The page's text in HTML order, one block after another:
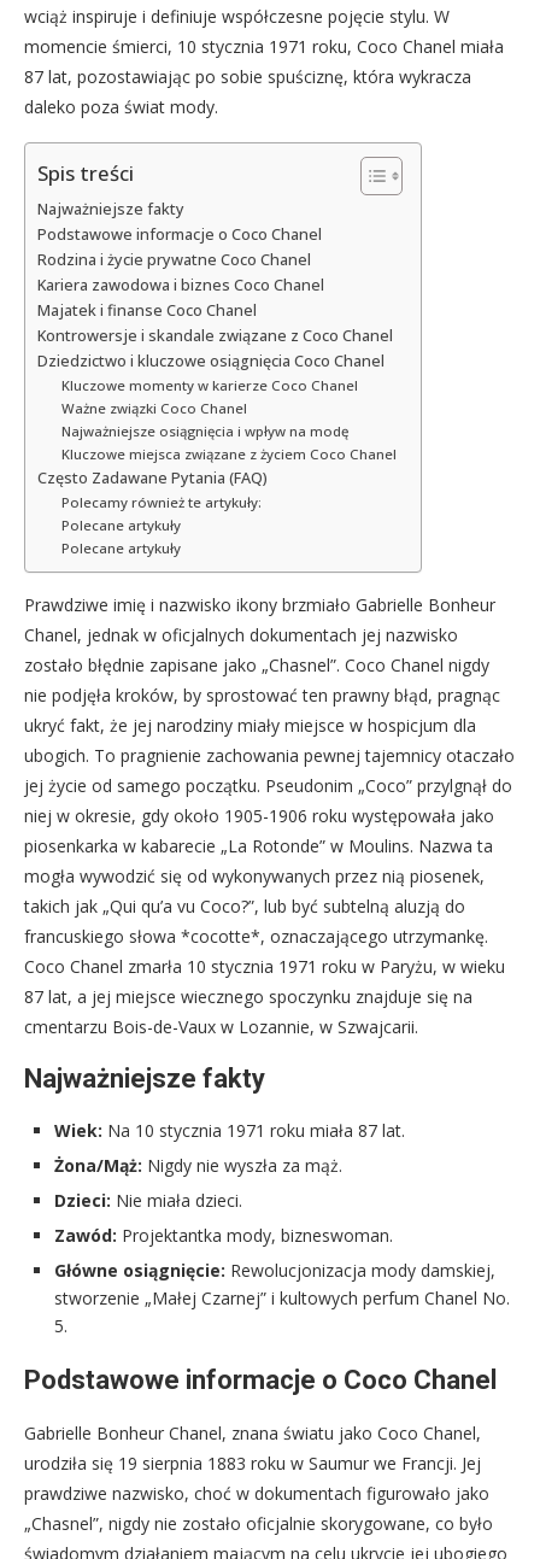
wciąż inspiruje i definiuje współczesne pojęcie stylu. W
momencie śmierci, 10 stycznia 1971 roku, Coco Chanel miała
87 lat, pozostawiając po sobie spuściznę, która wykracza
daleko poza świat mody.
Spis treści
Najważniejsze fakty
Podstawowe informacje o Coco Chanel
Rodzina i życie prywatne Coco Chanel
Kariera zawodowa i biznes Coco Chanel
Majatek i finanse Coco Chanel
Kontrowersje i skandale związane z Coco Chanel
Dziedzictwo i kluczowe osiągnięcia Coco Chanel
Kluczowe momenty w karierze Coco Chanel
Ważne związki Coco Chanel
Najważniejsze osiągnięcia i wpływ na modę
Kluczowe miejsca związane z życiem Coco Chanel
Często Zadawane Pytania (FAQ)
Polecamy również te artykuły:
Polecane artykuły
Polecane artykuły
Prawdziwe imię i nazwisko ikony brzmiało Gabrielle Bonheur
Chanel, jednak w oficjalnych dokumentach jej nazwisko
zostało błędnie zapisane jako „Chasnel”. Coco Chanel nigdy
nie podjęła kroków, by sprostować ten prawny błąd, pragnąc
ukryć fakt, że jej narodziny miały miejsce w hospicjum dla
ubogich. To pragnienie zachowania pewnej tajemnicy otaczało
jej życie od samego początku. Pseudonim „Coco” przylgnął do
niej w okresie, gdy około 1905-1906 roku występowała jako
piosenkarka w kabarecie „La Rotonde” w Moulins. Nazwa ta
mogła wywodzić się od wykonywanych przez nią piosenek,
takich jak „Qui qu’a vu Coco?”, lub być subtelną aluzją do
francuskiego słowa *cocotte*, oznaczającego utrzymankę.
Coco Chanel zmarła 10 stycznia 1971 roku w Paryżu, w wieku
87 lat, a jej miejsce wiecznego spoczynku znajduje się na
cmentarzu Bois-de-Vaux w Lozannie, w Szwajcarii.
Najważniejsze fakty
Wiek: Na 10 stycznia 1971 roku miała 87 lat.
Żona/Mąż: Nigdy nie wyszła za mąż.
Dzieci: Nie miała dzieci.
Zawód: Projektantka mody, bizneswoman.
Główne osiągnięcie: Rewolucjonizacja mody damskiej,
stworzenie „Małej Czarnej” i kultowych perfum Chanel No.
5.
Podstawowe informacje o Coco Chanel
Gabrielle Bonheur Chanel, znana światu jako Coco Chanel,
urodziła się 19 sierpnia 1883 roku w Saumur we Francji. Jej
prawdziwe nazwisko, choć w dokumentach figurowało jako
„Chasnel”, nigdy nie zostało oficjalnie skorygowane, co było
świadomym działaniem mającym na celu ukrycie jej ubogiego